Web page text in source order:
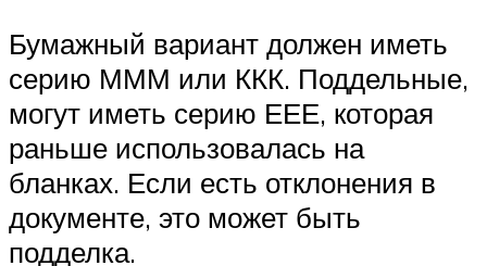
Бумажный вариант должен иметь
серию МММ или ККК. Поддельные,
могут иметь серию ЕЕЕ, которая
раньше использовалась на
бланках. Если есть отклонения в
документе, это может быть
подделка.